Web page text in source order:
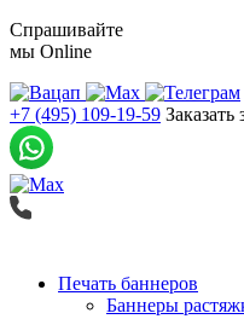
Спрашивайте
мы Online
+7 (495) 109-19-59 Заказать
Печать баннеров
Баннеры